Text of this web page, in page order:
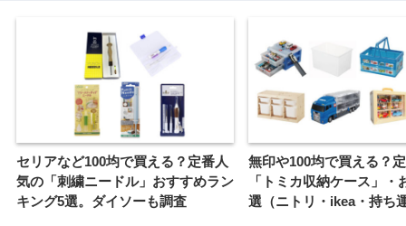
セリアなど100均で買える？定番人
気の「刺繍ニードル」おすすめラン
キング5選。ダイソーも調査
無印や100均で買える？
「トミカ収納ケース」・
選（ニトリ・ikea・持ち